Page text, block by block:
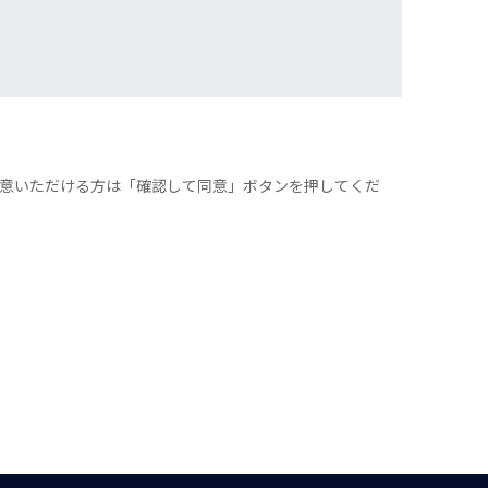
いただける方は「確認して同意」ボタンを押してくだ